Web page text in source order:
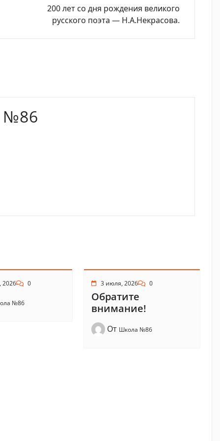
200 лет со дня рождения великого
русского поэта — Н.А.Некрасова.
№86
2026 0
№86
3 июля, 2026 0
Обратите
внимание!
От Школа №86